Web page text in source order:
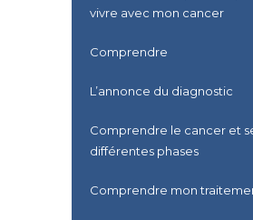
vivre avec mon cancer
Comprendre
L’annonce du diagnostic
Comprendre le cancer et
différentes phases
Comprendre mon